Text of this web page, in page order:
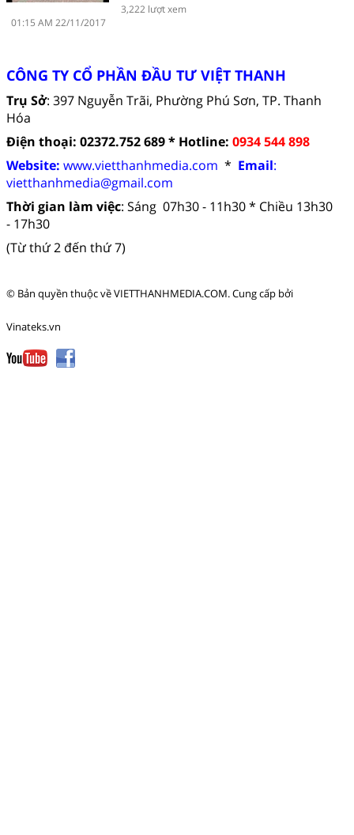
3,222 lượt xem
01:15 AM 22/11/2017
CÔNG TY CỔ PHẦN ĐẦU TƯ VIỆT THANH
Trụ Sở: 397 Nguyễn Trãi, Phường Phú Sơn, TP. Thanh
Hóa
Điện thoại: 02372.752 689 * Hotline: 0934 544 898
Website: www.vietthanhmedia.com * Email:
vietthanhmedia@gmail.com
Thời gian làm việc: Sáng 07h30 - 11h30 * Chiều 13h30
- 17h30
(Từ thứ 2 đến thứ 7)
© Bản quyền thuộc vềVIETTHANHMEDIA.COM.Cung cấp bởi
Vinateks.vn